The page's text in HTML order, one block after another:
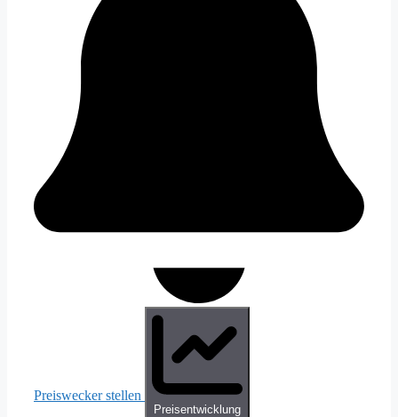
Preiswecker stellen
Preisentwicklung